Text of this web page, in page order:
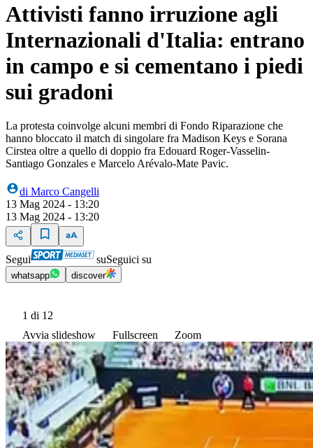
Attivisti fanno irruzione agli
Internazionali d'Italia: entrano
in campo e si cementano i piedi
sui gradoni
La protesta coinvolge alcuni membri di Fondo Riparazione che
hanno bloccato il match di singolare fra Madison Keys e Sorana
Cirstea oltre a quello di doppio fra Edouard Roger-Vasselin-
Santiago Gonzales e Marcelo Arévalo-Mate Pavic.
di Marco Cangelli
13 Mag 2024 - 13:20
13 Mag 2024 - 13:20
Segui suSeguici su
whatsapp discover
1 di 12
Avvia slideshow
Fullscreen Zoom